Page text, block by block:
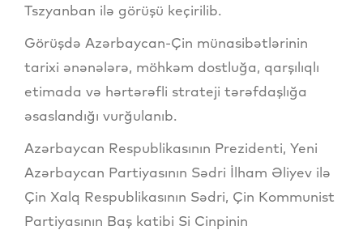
Tszyanban ilə görüşü keçirilib.
Görüşdə Azərbaycan-Çin münasibətlərinin
tarixi ənənələrə, möhkəm dostluğa, qarşılıqlı
etimada və hərtərəfli strateji tərəfdaşlığa
əsaslandığı vurğulanıb.
Azərbaycan Respublikasının Prezidenti, Yeni
Azərbaycan Partiyasının Sədri İlham Əliyev ilə
Çin Xalq Respublikasının Sədri, Çin Kommunist
Partiyasının Baş katibi Si Cinpinin